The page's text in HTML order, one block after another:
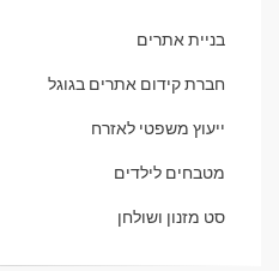
בניית אתרים
חברת קידום אתרים בגוגל
ייעוץ משפטי לאזרח
מטבחים לילדים
סט מזנון ושולחן